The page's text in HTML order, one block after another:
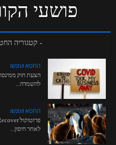
פושעי
- קטגוריה
החטא ועונשו
להשמדה...
החטא ועונשו
לאחר חיסון...